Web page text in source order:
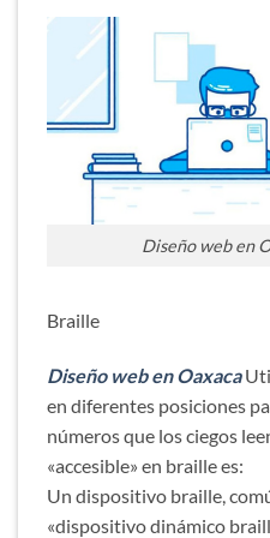
Diseño web en
Braille
Diseño web en Oaxaca
en diferentes posiciones
números que los ciegos
«accesible» en braille es:
Un dispositivo braille,
«dispositivo dinámico